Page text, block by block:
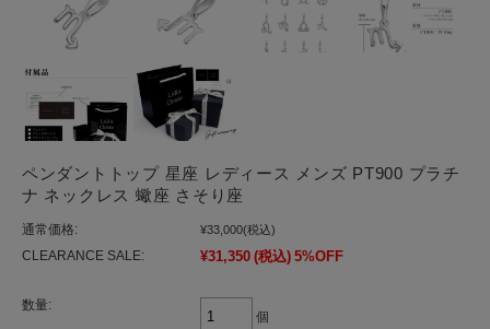
ペンダントトップ 星座 レディース メンズ PT900 プラチ
ナ ネックレス 蠍座 さそり座
通常価格: ¥33,000(税込)
CLEARANCE SALE: ¥31,350 (税込) 5%OFF
数量:
個